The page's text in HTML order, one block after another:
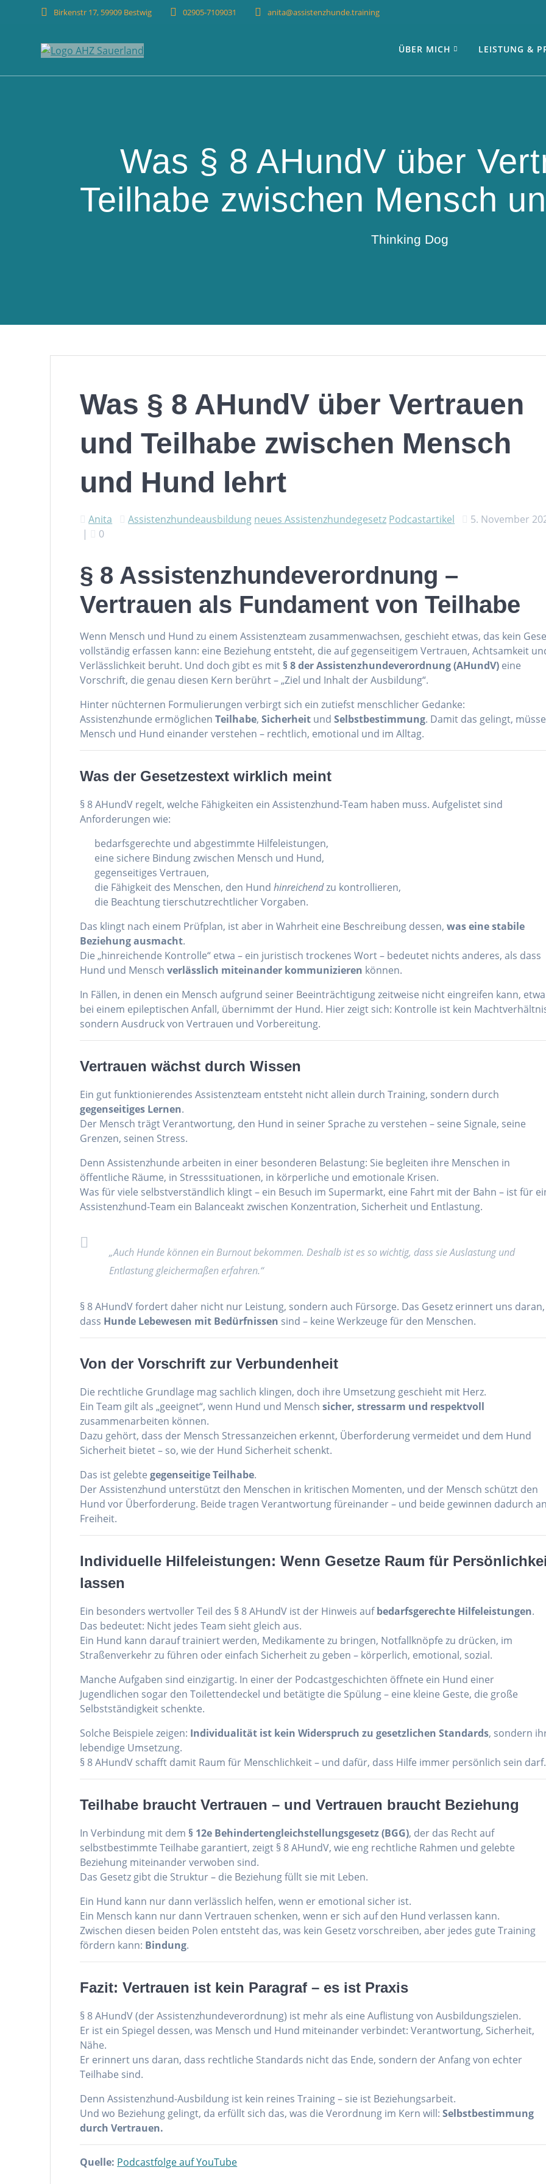
Birkenstr 17, 59909 Bestwig 02905-7109031 anita@assistenzhunde.training
ÜBER MICH LEISTUNG &
Was § 8 AHundV über
Teilhabe zwischen Mensch
Thinking Dog
Was § 8 AHundV über Vertrauen
und Teilhabe zwischen Mensch
und Hund lehrt
Anita Assistenzhundeausbildung neues Assistenzhundegesetz Podcastartikel
5. November
|
0
§ 8 Assistenzhundeverordnung –
Vertrauen als Fundament von Teilhabe
Wenn Mensch und Hund zu einem Assistenzteam zusammenwachsen, geschieht etwas, das kein
vollständig erfassen kann: eine Beziehung entsteht, die auf gegenseitigem Vertrauen, Achtsamkeit
Verlässlichkeit beruht. Und doch gibt es mit§ 8 der Assistenzhundeverordnung (AHundV) eine
Vorschrift, die genau diesen Kern berührt – „Ziel und Inhalt der Ausbildung“.
Hinter nüchternen Formulierungen verbirgt sich ein zutiefst menschlicher Gedanke:
Assistenzhunde ermöglichenTeilhabe,Sicherheit undSelbstbestimmung. Damit das gelingt,
Mensch und Hund einander verstehen – rechtlich, emotional und im Alltag.
Was der Gesetzestext wirklich meint
§ 8 AHundV regelt, welche Fähigkeiten ein Assistenzhund-Team haben muss. Aufgelistet sind
Anforderungen wie:
bedarfsgerechte und abgestimmte Hilfeleistungen,
eine sichere Bindung zwischen Mensch und Hund,
gegenseitiges Vertrauen,
die Fähigkeit des Menschen, den Hundhinreichendzu kontrollieren,
die Beachtung tierschutzrechtlicher Vorgaben.
Das klingt nach einem Prüfplan, ist aber in Wahrheit eine Beschreibung dessen,was eine stabile
Beziehung ausmacht.
Die „hinreichende Kontrolle“ etwa – ein juristisch trockenes Wort – bedeutet nichts anderes, als dass
Hund und Menschverlässlich miteinander kommunizieren können.
In Fällen, in denen ein Mensch aufgrund seiner Beeinträchtigung zeitweise nicht eingreifen kann, etwa
bei einem epileptischen Anfall, übernimmt der Hund. Hier zeigt sich: Kontrolle ist kein
sondern Ausdruck von Vertrauen und Vorbereitung.
Vertrauen wächst durch Wissen
Ein gut funktionierendes Assistenzteam entsteht nicht allein durch Training, sondern durch
gegenseitiges Lernen.
Der Mensch trägt Verantwortung, den Hund in seiner Sprache zu verstehen – seine Signale, seine
Grenzen, seinen Stress.
Denn Assistenzhunde arbeiten in einer besonderen Belastung: Sie begleiten ihre Menschen in
öffentliche Räume, in Stresssituationen, in körperliche und emotionale Krisen.
Was für viele selbstverständlich klingt – ein Besuch im Supermarkt, eine Fahrt mit der Bahn – ist für
Assistenzhund-Team ein Balanceakt zwischen Konzentration, Sicherheit und Entlastung.
„Auch Hunde können ein Burnout bekommen. Deshalb ist es so wichtig, dass sie Auslastung und
Entlastung gleichermaßen erfahren.“
§ 8 AHundV fordert daher nicht nur Leistung, sondern auch Fürsorge. Das Gesetz erinnert uns daran,
dass Hunde Lebewesen mit Bedürfnissen sind – keine Werkzeuge für den Menschen.
Von der Vorschrift zur Verbundenheit
Die rechtliche Grundlage mag sachlich klingen, doch ihre Umsetzung geschieht mit Herz.
Ein Team gilt als „geeignet“, wenn Hund und Menschsicher, stressarm und respektvoll
zusammenarbeiten können.
Dazu gehört, dass der Mensch Stressanzeichen erkennt, Überforderung vermeidet und dem Hund
Sicherheit bietet – so, wie der Hund Sicherheit schenkt.
Das ist gelebtegegenseitige Teilhabe.
Der Assistenzhund unterstützt den Menschen in kritischen Momenten, und der Mensch schützt den
Hund vor Überforderung. Beide tragen Verantwortung füreinander – und beide gewinnen dadurch
Freiheit.
Individuelle Hilfeleistungen: Wenn Gesetze Raum für
lassen
Ein besonders wertvoller Teil des § 8 AHundV ist der Hinweis aufbedarfsgerechte Hilfeleistungen.
Das bedeutet: Nicht jedes Team sieht gleich aus.
Ein Hund kann darauf trainiert werden, Medikamente zu bringen, Notfallknöpfe zu drücken, im
Straßenverkehr zu führen oder einfach Sicherheit zu geben – körperlich, emotional, sozial.
Manche Aufgaben sind einzigartig. In einer der Podcastgeschichten öffnete ein Hund einer
Jugendlichen sogar den Toilettendeckel und betätigte die Spülung – eine kleine Geste, die große
Selbstständigkeit schenkte.
Solche Beispiele zeigen: Individualität ist kein Widerspruch zu gesetzlichen Standards, sondern
lebendige Umsetzung.
§ 8 AHundV schafft damit Raum für Menschlichkeit – und dafür, dass Hilfe immer persönlich sein darf.
Teilhabe braucht Vertrauen – und Vertrauen braucht Beziehung
In Verbindung mit dem§ 12e Behindertengleichstellungsgesetz (BGG), der das Recht auf
selbstbestimmte Teilhabe garantiert, zeigt § 8 AHundV, wie eng rechtliche Rahmen und gelebte
Beziehung miteinander verwoben sind.
Das Gesetz gibt die Struktur – die Beziehung füllt sie mit Leben.
Ein Hund kann nur dann verlässlich helfen, wenn er emotional sicher ist.
Ein Mensch kann nur dann Vertrauen schenken, wenn er sich auf den Hund verlassen kann.
Zwischen diesen beiden Polen entsteht das, was kein Gesetz vorschreiben, aber jedes gute Training
fördern kann: Bindung.
Fazit: Vertrauen ist kein Paragraf – es ist Praxis
§ 8 AHundV (der Assistenzhundeverordnung) ist mehr als eine Auflistung von Ausbildungszielen.
Er ist ein Spiegel dessen, was Mensch und Hund miteinander verbindet: Verantwortung, Sicherheit,
Nähe.
Er erinnert uns daran, dass rechtliche Standards nicht das Ende, sondern der Anfang von echter
Teilhabe sind.
Denn Assistenzhund-Ausbildung ist kein reines Training – sie ist Beziehungsarbeit.
Und wo Beziehung gelingt, da erfüllt sich das, was die Verordnung im Kern will:Selbstbestimmung
durch Vertrauen.
Quelle: Podcastfolge auf YouTube